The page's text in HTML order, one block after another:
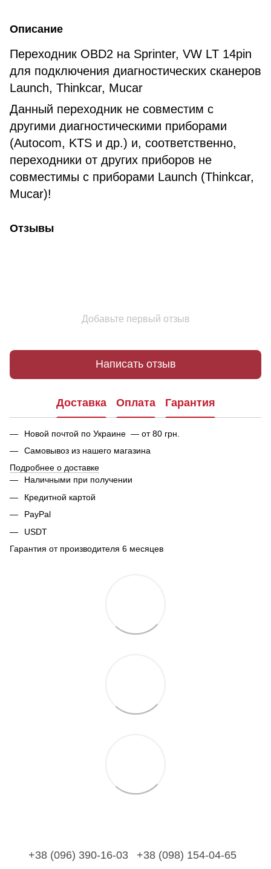
Описание
Переходник OBD2 на Sprinter, VW LT 14pin
для подключения диагностических сканеров
Launch, Thinkcar, Mucar
Данный переходник не совместим с
другими диагностическими приборами
(Autocom, KTS и др.) и, соответственно,
переходники от других приборов не
совместимы с приборами Launch (Thinkcar,
Mucar)!
Отзывы
Добавьте первый отзыв
Написать отзыв
Доставка Оплата Гарантия
Новой почтой по Украине — от 80 грн.
Самовывоз из нашего магазина
Подробнее о доставке
Наличными при получении
Кредитной картой
PayPal
USDT
Гарантия от производителя 6 месяцев
+38 (096) 390-16-03
+38 (098) 154-04-65